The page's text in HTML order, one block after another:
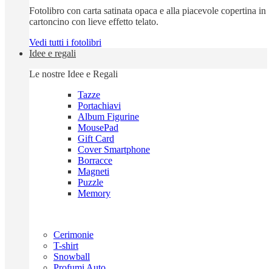
Fotolibro con carta satinata opaca e alla piacevole copertina in
cartoncino con lieve effetto telato.
Vedi tutti i fotolibri
Idee e regali
Le nostre Idee e Regali
Tazze
Portachiavi
Album Figurine
MousePad
Gift Card
Cover Smartphone
Borracce
Magneti
Puzzle
Memory
Cerimonie
T-shirt
Snowball